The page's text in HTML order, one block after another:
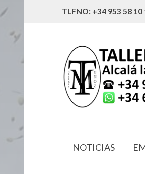
TLFNO: +34 953 58 10
NOTICIAS
0011420520